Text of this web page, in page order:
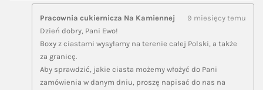
Pracownia cukiernicza Na Kamiennej
9 miesięcy temu
Dzień dobry, Pani Ewo!
Boxy z ciastami wysyłamy na terenie całej Polski, a także
za granicę.
Aby sprawdzić, jakie ciasta możemy włożyć do Pani
zamówienia w danym dniu, proszę napisać do nas na